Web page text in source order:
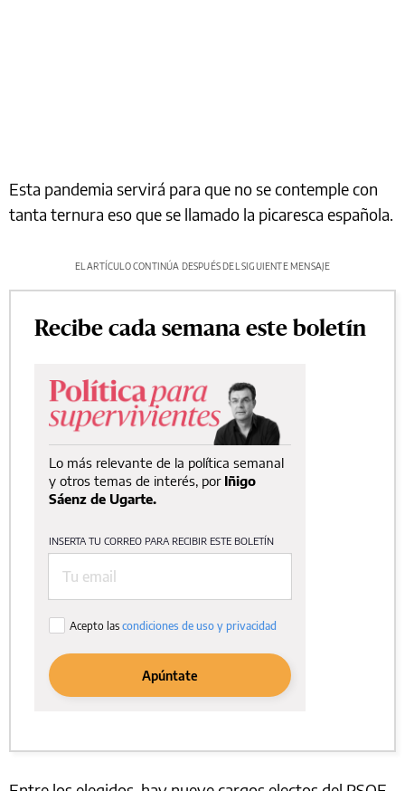
Esta pandemia servirá para que no se contemple con
tanta ternura eso que se llamado la picaresca española.
EL ARTÍCULO CONTINÚA DESPUÉS DEL SIGUIENTE MENSAJE
Recibe cada semana este boletín